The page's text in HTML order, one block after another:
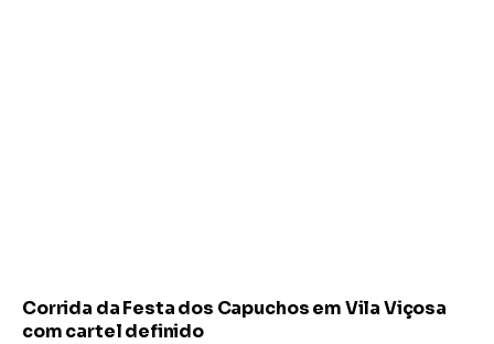
Corrida da Festa dos Capuchos em Vila Viçosa
com cartel definido